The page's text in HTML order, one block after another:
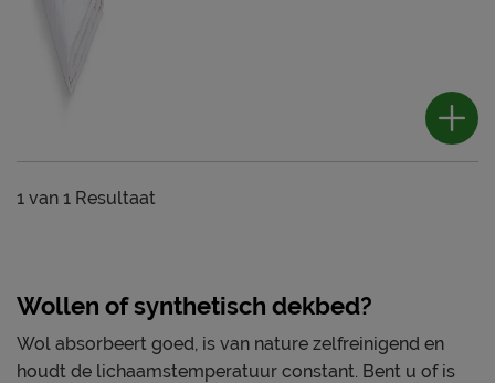
1 van 1 Resultaat
Wollen of synthetisch dekbed?
Wol absorbeert goed, is van nature zelfreinigend en
houdt de lichaamstemperatuur constant. Bent u of is